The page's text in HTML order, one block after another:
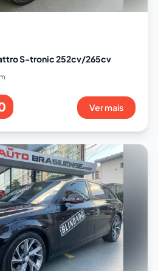
S-tronic 252cv/265cv
Ver mais